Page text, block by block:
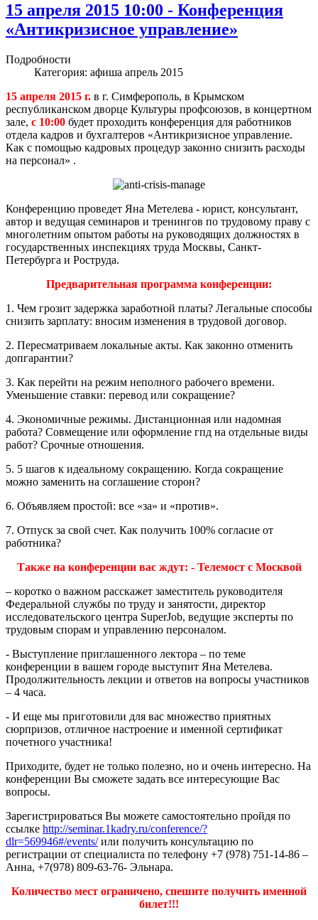
15 апреля 2015 10:00 - Конференция
«Антикризисное управление»
Подробности
Категория: афиша апрель 2015
15 апреля 2015 г. в г. Симферополь, в Крымском
республиканском дворце Культуры профсоюзов, в концертном
зале, с 10:00 будет проходить конференция для работников
отдела кадров и бухгалтеров «Антикризисное управление.
Как с помощью кадровых процедур законно снизить расходы
на персонал» .
Конференцию проведет Яна Метелева - юрист, консультант,
автор и ведущая семинаров и тренингов по трудовому праву с
многолетним опытом работы на руководящих должностях в
государственных инспекциях труда Москвы, Санкт-
Петербурга и Роструда.
Предварительная программа конференции:
1. Чем грозит задержка заработной платы? Легальные способы
снизить зарплату: вносим изменения в трудовой договор.
2. Пересматриваем локальные акты. Как законно отменить
допгарантии?
3. Как перейти на режим неполного рабочего времени.
Уменьшение ставки: перевод или сокращение?
4. Экономичные режимы. Дистанционная или надомная
работа? Совмещение или оформление гпд на отдельные виды
работ? Срочные отношения.
5. 5 шагов к идеальному сокращению. Когда сокращение
можно заменить на соглашение сторон?
6. Объявляем простой: все «за» и «против».
7. Отпуск за свой счет. Как получить 100% согласие от
работника?
Также на конференции вас ждут: - Телемост с Москвой
– коротко о важном расскажет заместитель руководителя
Федеральной службы по труду и занятости, директор
исследовательского центра SuperJob, ведущие эксперты по
трудовым спорам и управлению персоналом.
- Выступление приглашенного лектора – по теме
конференции в вашем городе выступит Яна Метелева.
Продолжительность лекции и ответов на вопросы участников
– 4 часа.
- И еще мы приготовили для вас множество приятных
сюрпризов, отличное настроение и именной сертификат
почетного участника!
Приходите, будет не только полезно, но и очень интересно. На
конференции Вы сможете задать все интересующие Вас
вопросы.
Зарегистрироваться Вы можете самостоятельно пройдя по
ссылке http://seminar.1kadry.ru/conference/?
dlr=569946#/events/или получить консультацию по
регистрации от специалиста по телефону +7 (978) 751-14-86 –
Анна, +7(978) 809-63-76- Эльнара.
Количество мест ограничено, спешите получить именной
билет!!!